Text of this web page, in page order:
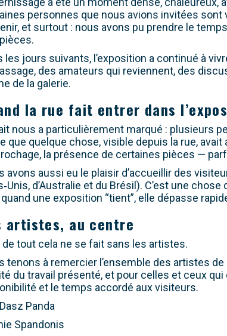
personnes que nous avions invitées sont
et surtout : nous avons pu prendre le
les jours suivants, l’exposition a continué à
des amateurs qui reviennent, des
de la galerie.
la rue fait entrer dans
nous a particulièrement marqué : plusieurs
que quelque chose, visible depuis la rue,
la présence de certaines pièces —
avons aussi eu le plaisir d’accueillir des
d’Australie et du Brésil). C’est une
quand une exposition “tient”, elle dépasse
artistes, au centre
de tout cela ne se fait sans les artistes.
tenons à remercier l’ensemble des artistes
du travail présenté, et pour celles et ceux
et le temps accordé aux visiteurs.
Panda
Spandonis